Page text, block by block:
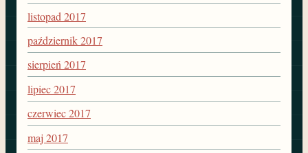
listopad 2017
październik 2017
sierpień 2017
lipiec 2017
czerwiec 2017
maj 2017